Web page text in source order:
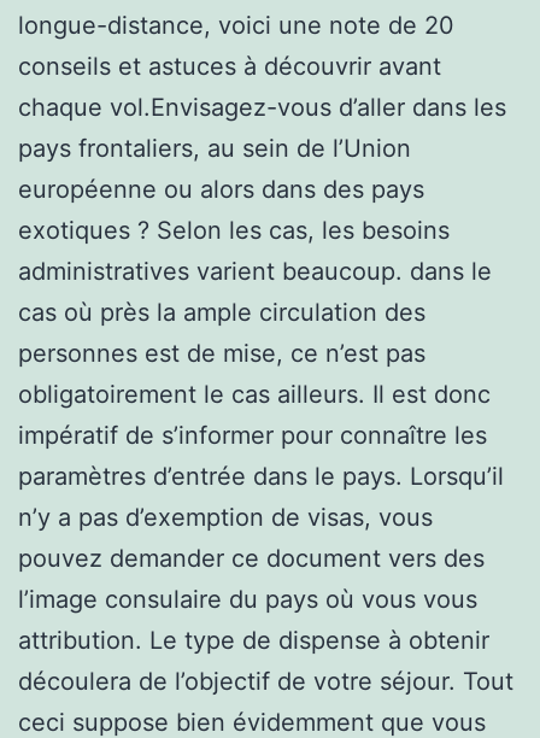
longue-distance, voici une note de 20
conseils et astuces à découvrir avant
chaque vol.Envisagez-vous d’aller dans les
pays frontaliers, au sein de l’Union
européenne ou alors dans des pays
exotiques ? Selon les cas, les besoins
administratives varient beaucoup. dans le
cas où près la ample circulation des
personnes est de mise, ce n’est pas
obligatoirement le cas ailleurs. Il est donc
impératif de s’informer pour connaître les
paramètres d’entrée dans le pays. Lorsqu’il
n’y a pas d’exemption de visas, vous
pouvez demander ce document vers des
l’image consulaire du pays où vous vous
attribution. Le type de dispense à obtenir
découlera de l’objectif de votre séjour. Tout
ceci suppose bien évidemment que vous